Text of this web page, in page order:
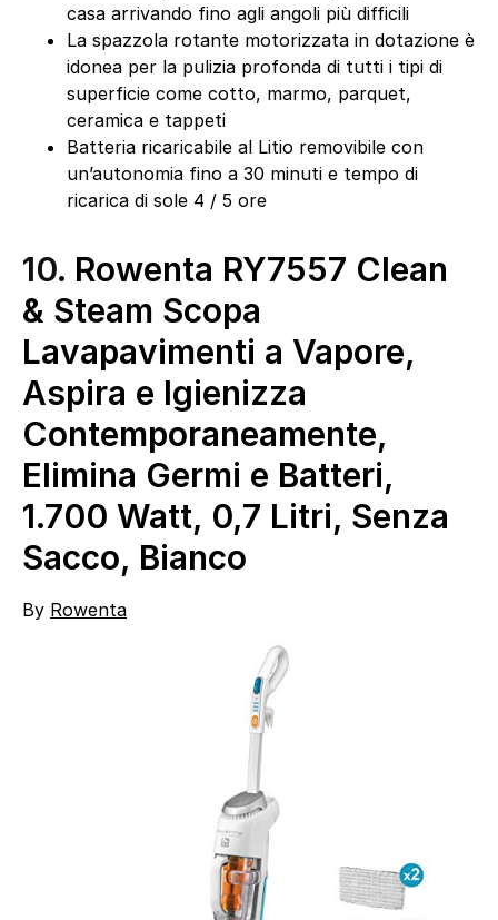
casa arrivando fino agli angoli più difficili
La spazzola rotante motorizzata in dotazione è
idonea per la pulizia profonda di tutti i tipi di
superficie come cotto, marmo, parquet,
ceramica e tappeti
Batteria ricaricabile al Litio removibile con
un’autonomia fino a 30 minuti e tempo di
ricarica di sole 4 / 5 ore
10. Rowenta RY7557 Clean
& Steam Scopa
Lavapavimenti a Vapore,
Aspira e Igienizza
Contemporaneamente,
Elimina Germi e Batteri,
1.700 Watt, 0,7 Litri, Senza
Sacco, Bianco
By Rowenta